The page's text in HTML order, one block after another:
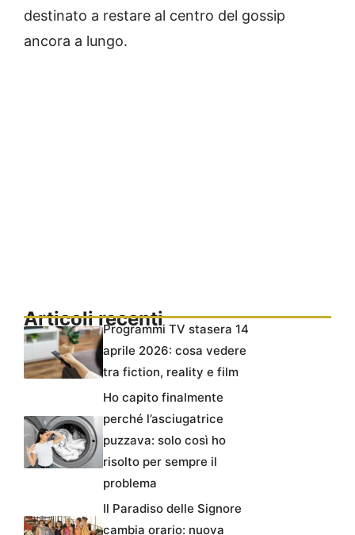
destinato a restare al centro del gossip
ancora a lungo.
Articoli recentiProgrammi TV stasera 14
aprile 2026: cosa vedere
tra fiction, reality e film
Ho capito finalmente
perché l’asciugatrice
puzzava: solo così ho
risolto per sempre il
problema
Il Paradiso delle Signore
cambia orario: nuova